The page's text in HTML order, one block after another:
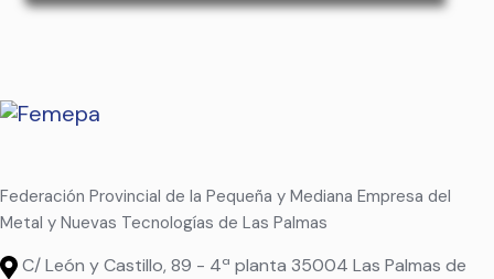
Federación Provincial de la Pequeña y Mediana Empresa del
Metal y Nuevas Tecnologías de Las Palmas
C/ León y Castillo, 89 - 4ª planta 35004 Las Palmas de